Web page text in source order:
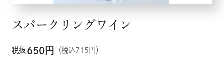
スパークリングワイン
税抜 650円 （税込715円）